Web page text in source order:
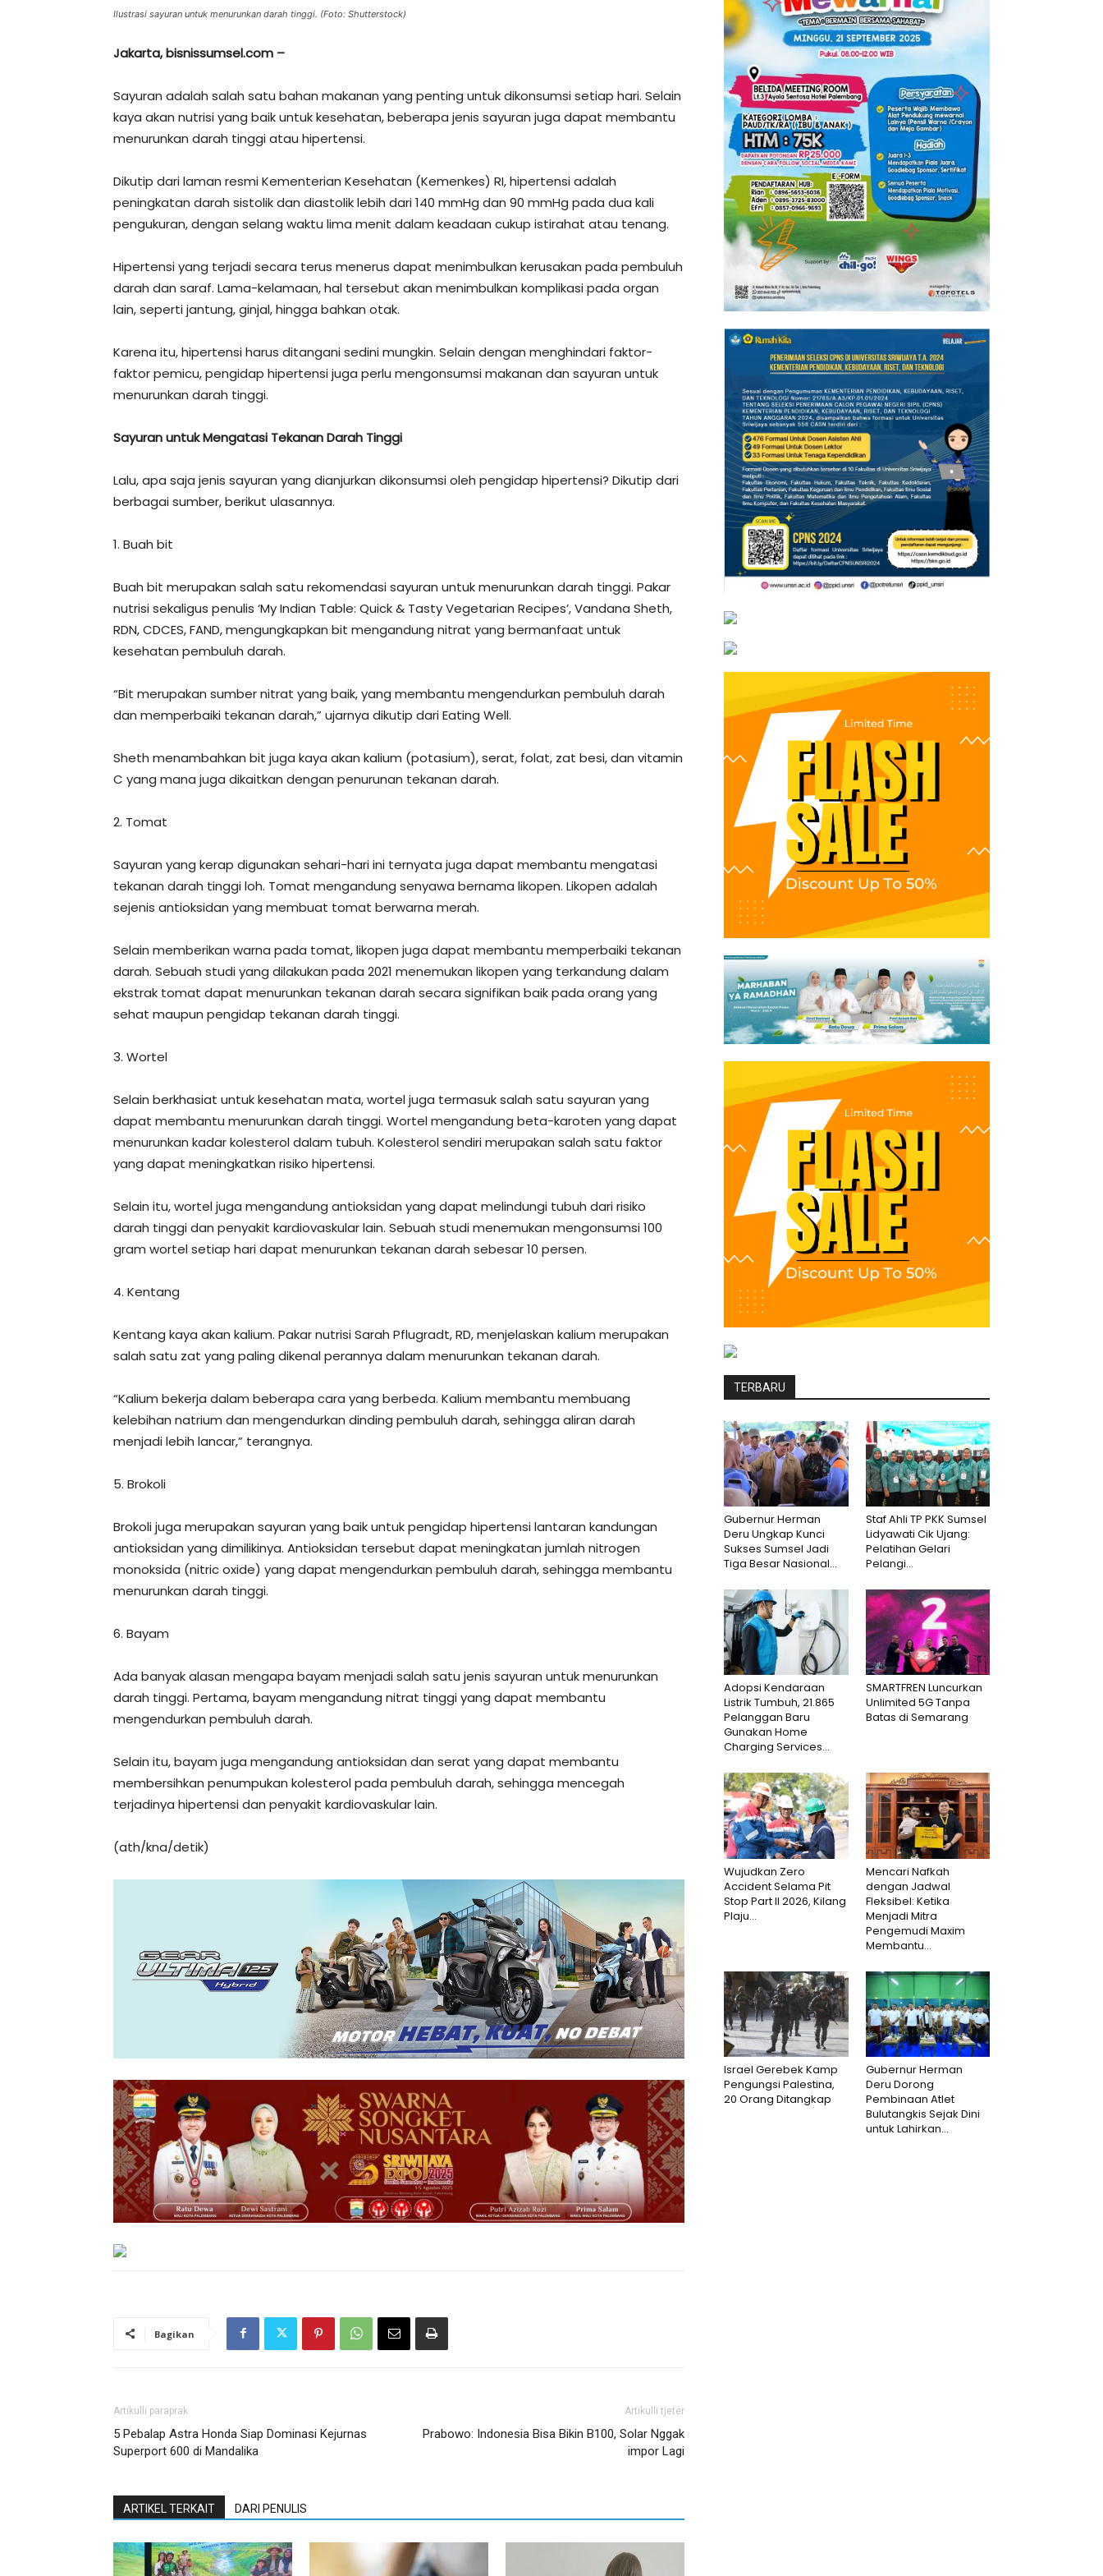
Ilustrasi sayuran untuk menurunkan darah tinggi. (Foto: Shutterstock)
Jakarta, bisnissumsel.com –
Sayuran adalah salah satu bahan makanan yang penting untuk dikonsumsi setiap hari. Selain
kaya akan nutrisi yang baik untuk kesehatan, beberapa jenis sayuran juga dapat membantu
menurunkan darah tinggi atau hipertensi.
Dikutip dari laman resmi Kementerian Kesehatan (Kemenkes) RI, hipertensi adalah
peningkatan darah sistolik dan diastolik lebih dari 140 mmHg dan 90 mmHg pada dua kali
pengukuran, dengan selang waktu lima menit dalam keadaan cukup istirahat atau tenang.
Hipertensi yang terjadi secara terus menerus dapat menimbulkan kerusakan pada pembuluh
darah dan saraf. Lama-kelamaan, hal tersebut akan menimbulkan komplikasi pada organ
lain, seperti jantung, ginjal, hingga bahkan otak.
Karena itu, hipertensi harus ditangani sedini mungkin. Selain dengan menghindari faktor-
faktor pemicu, pengidap hipertensi juga perlu mengonsumsi makanan dan sayuran untuk
menurunkan darah tinggi.
Sayuran untuk Mengatasi Tekanan Darah Tinggi
Lalu, apa saja jenis sayuran yang dianjurkan dikonsumsi oleh pengidap hipertensi? Dikutip dari
berbagai sumber, berikut ulasannya.
1. Buah bit
Buah bit merupakan salah satu rekomendasi sayuran untuk menurunkan darah tinggi. Pakar
nutrisi sekaligus penulis ‘My Indian Table: Quick & Tasty Vegetarian Recipes’, Vandana Sheth,
RDN, CDCES, FAND, mengungkapkan bit mengandung nitrat yang bermanfaat untuk
kesehatan pembuluh darah.
“Bit merupakan sumber nitrat yang baik, yang membantu mengendurkan pembuluh darah
dan memperbaiki tekanan darah,” ujarnya dikutip dari Eating Well.
Sheth menambahkan bit juga kaya akan kalium (potasium), serat, folat, zat besi, dan vitamin
C yang mana juga dikaitkan dengan penurunan tekanan darah.
2. Tomat
Sayuran yang kerap digunakan sehari-hari ini ternyata juga dapat membantu mengatasi
tekanan darah tinggi loh. Tomat mengandung senyawa bernama likopen. Likopen adalah
sejenis antioksidan yang membuat tomat berwarna merah.
Selain memberikan warna pada tomat, likopen juga dapat membantu memperbaiki tekanan
darah. Sebuah studi yang dilakukan pada 2021 menemukan likopen yang terkandung dalam
ekstrak tomat dapat menurunkan tekanan darah secara signifikan baik pada orang yang
sehat maupun pengidap tekanan darah tinggi.
3. Wortel
Selain berkhasiat untuk kesehatan mata, wortel juga termasuk salah satu sayuran yang
dapat membantu menurunkan darah tinggi. Wortel mengandung beta-karoten yang dapat
menurunkan kadar kolesterol dalam tubuh. Kolesterol sendiri merupakan salah satu faktor
yang dapat meningkatkan risiko hipertensi.
Selain itu, wortel juga mengandung antioksidan yang dapat melindungi tubuh dari risiko
darah tinggi dan penyakit kardiovaskular lain. Sebuah studi menemukan mengonsumsi 100
gram wortel setiap hari dapat menurunkan tekanan darah sebesar 10 persen.
4. Kentang
Kentang kaya akan kalium. Pakar nutrisi Sarah Pflugradt, RD, menjelaskan kalium merupakan
salah satu zat yang paling dikenal perannya dalam menurunkan tekanan darah.
“Kalium bekerja dalam beberapa cara yang berbeda. Kalium membantu membuang
kelebihan natrium dan mengendurkan dinding pembuluh darah, sehingga aliran darah
menjadi lebih lancar,” terangnya.
5. Brokoli
Brokoli juga merupakan sayuran yang baik untuk pengidap hipertensi lantaran kandungan
antioksidan yang dimilikinya. Antioksidan tersebut dapat meningkatan jumlah nitrogen
monoksida (nitric oxide) yang dapat mengendurkan pembuluh darah, sehingga membantu
menurunkan darah tinggi.
6. Bayam
Ada banyak alasan mengapa bayam menjadi salah satu jenis sayuran untuk menurunkan
darah tinggi. Pertama, bayam mengandung nitrat tinggi yang dapat membantu
mengendurkan pembuluh darah.
Selain itu, bayam juga mengandung antioksidan dan serat yang dapat membantu
membersihkan penumpukan kolesterol pada pembuluh darah, sehingga mencegah
terjadinya hipertensi dan penyakit kardiovaskular lain.
(ath/kna/detik)
Bagikan
Artikulli paraprak
5 Pebalap Astra Honda Siap Dominasi Kejurnas
Superport 600 di Mandalika
Artikulli tjetër
Prabowo: Indonesia Bisa Bikin B100, Solar Nggak
impor Lagi
ARTIKEL TERKAIT DARI PENULIS
TERBARU
Gubernur Herman
Deru Ungkap Kunci
Sukses Sumsel Jadi
Tiga Besar Nasional...
Staf Ahli TP PKK Sumsel
Lidyawati Cik Ujang:
Pelatihan Gelari
Pelangi...
Adopsi Kendaraan
Listrik Tumbuh, 21.865
Pelanggan Baru
Gunakan Home
Charging Services...
SMARTFREN Luncurkan
Unlimited 5G Tanpa
Batas di Semarang
Wujudkan Zero
Accident Selama Pit
Stop Part II 2026, Kilang
Plaju...
Mencari Nafkah
dengan Jadwal
Fleksibel: Ketika
Menjadi Mitra
Pengemudi Maxim
Membantu...
Israel Gerebek Kamp
Pengungsi Palestina,
20 Orang Ditangkap
Gubernur Herman
Deru Dorong
Pembinaan Atlet
Bulutangkis Sejak Dini
untuk Lahirkan...